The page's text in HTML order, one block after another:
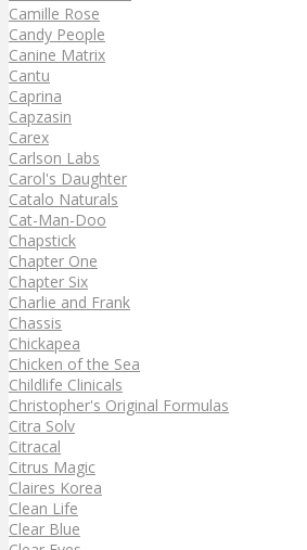
Camille Rose
Candy People
Canine Matrix
Cantu
Caprina
Capzasin
Carex
Carlson Labs
Carol's Daughter
Catalo Naturals
Cat-Man-Doo
Chapstick
Chapter One
Chapter Six
Charlie and Frank
Chassis
Chickapea
Chicken of the Sea
Childlife Clinicals
Christopher's Original Formulas
Citra Solv
Citracal
Citrus Magic
Claires Korea
Clean Life
Clear Blue